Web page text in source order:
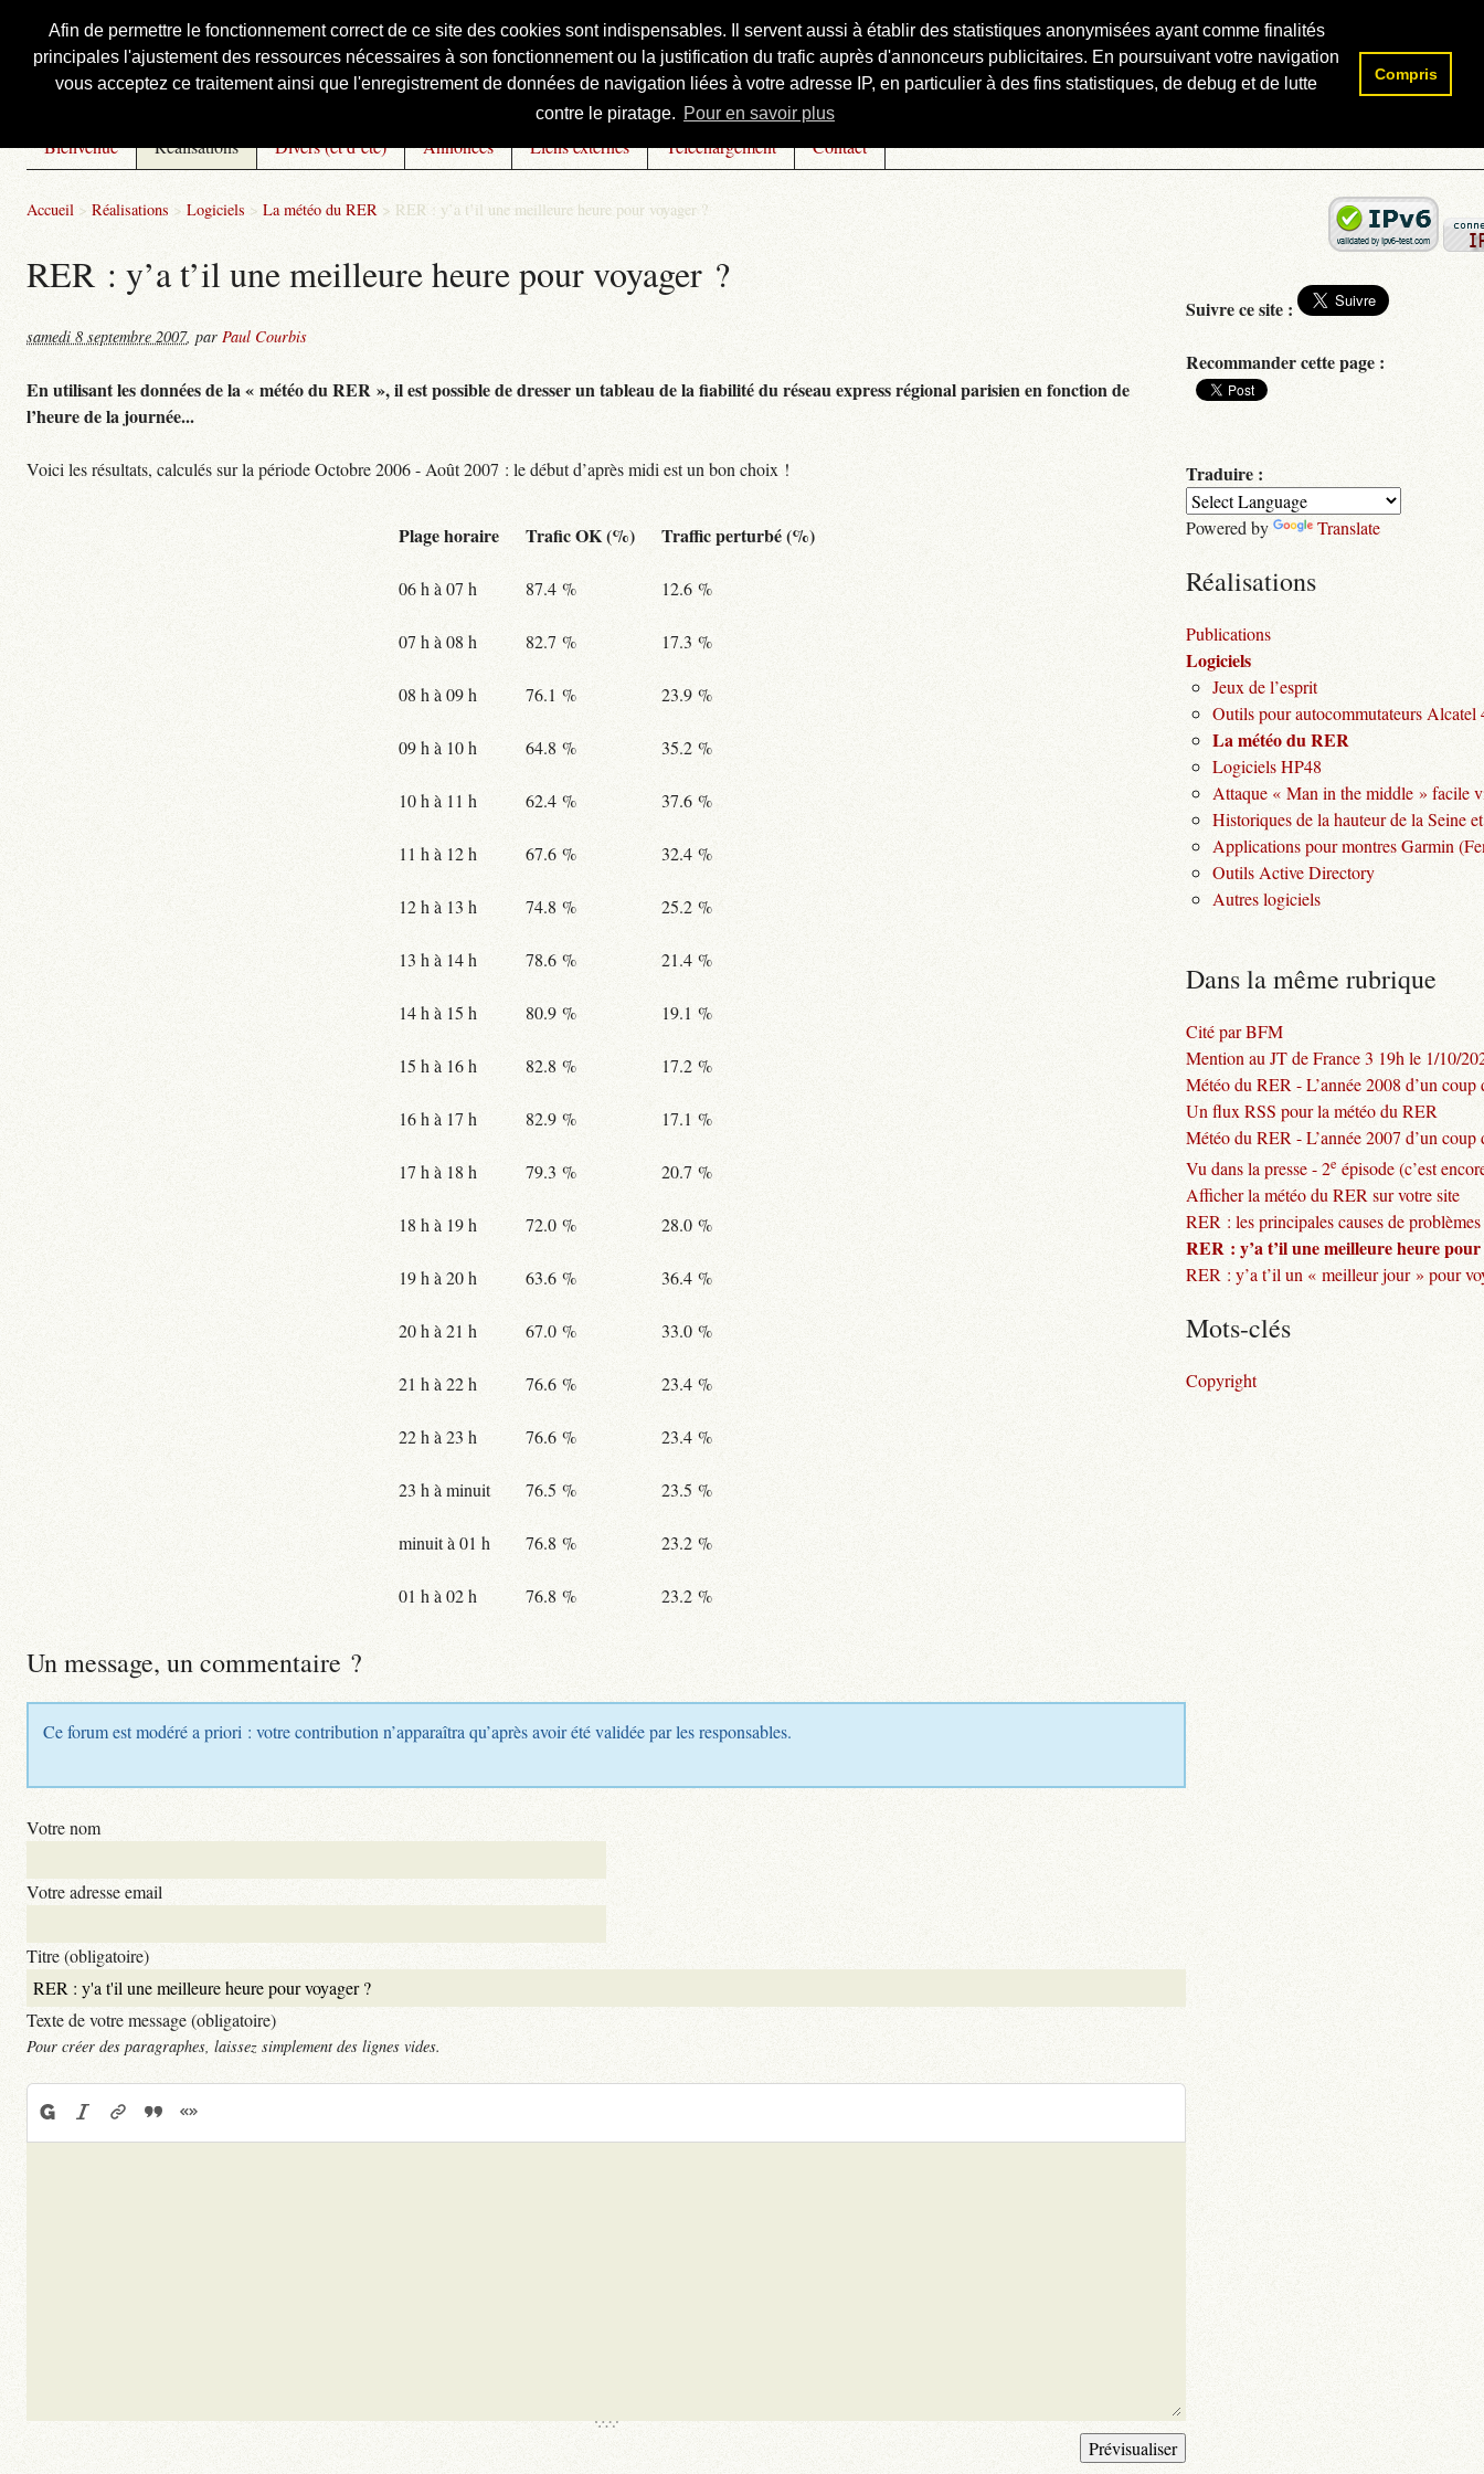
Afin de permettre le fonctionnement correct de ce site des cookies sont indispensables. Il servent aussi à établir des statistiques anonymisées ayant comme finalités
principales l'ajustement des ressources nécessaires à son fonctionnement ou la justification du trafic auprès d'annonceurs publicitaires. En poursuivant votre navigation
vous acceptez ce traitement ainsi que l'enregistrement de données de navigation liées à votre adresse IP, en particulier à des fins statistiques, de debug et de lutte
contre le piratage. Pour en savoir plus
Compris
Courbis, « LE » Blog Officiel
Bienvenue Réalisations Divers (et d’été) Annonces Liens externes Téléchargement Contact
Accueil > Réalisations > Logiciels > La météo du RER > RER : y’a t’il une meilleure heure pour voyager ?
RER : y’a t’il une meilleure heure pour voyager ?
samedi 8 septembre 2007, par Paul Courbis
En utilisant les données de la « météo du RER », il est possible de dresser un tableau de la fiabilité du réseau express régional parisien en fonction de
l’heure de la journée...
Voici les résultats, calculés sur la période Octobre 2006 - Août 2007 : le début d’après midi est un bon choix !
Plage horaire Trafic OK (%) Traffic perturbé (%)
06 h à 07 h 87.4 % 12.6 %
07 h à 08 h 82.7 % 17.3 %
08 h à 09 h 76.1 % 23.9 %
09 h à 10 h 64.8 % 35.2 %
10 h à 11 h 62.4 % 37.6 %
11 h à 12 h 67.6 % 32.4 %
12 h à 13 h 74.8 % 25.2 %
13 h à 14 h 78.6 % 21.4 %
14 h à 15 h 80.9 % 19.1 %
15 h à 16 h 82.8 % 17.2 %
16 h à 17 h 82.9 % 17.1 %
17 h à 18 h 79.3 % 20.7 %
18 h à 19 h 72.0 % 28.0 %
19 h à 20 h 63.6 % 36.4 %
20 h à 21 h 67.0 % 33.0 %
21 h à 22 h 76.6 % 23.4 %
22 h à 23 h 76.6 % 23.4 %
23 h à minuit 76.5 % 23.5 %
minuit à 01 h 76.8 % 23.2 %
01 h à 02 h 76.8 % 23.2 %
Un message, un commentaire ?
Ce forum est modéré a priori : votre contribution n’apparaîtra qu’après avoir été validée par les responsables.
Votre nom
Votre adresse email
Titre (obligatoire)
Texte de votre message (obligatoire)
Pour créer des paragraphes, laissez simplement des lignes vides.
Rechercher :
Suivre ce site :
Recommander cette page :
Traduire :
Powered by Translate
Réalisations
Publications
Logiciels
Jeux de l’esprit
Outils pour autocommutateurs Alcatel
La météo du RER
Logiciels HP48
Attaque « Man in the middle » facile
Historiques de la hauteur de la Seine
Applications pour montres Garmin
Outils Active Directory
Autres logiciels
Dans la même rubrique
Cité par BFM
Mention au JT de France 3 19h le 1/10/
Météo du RER - L’année 2008 d’un coup
Un flux RSS pour la météo du RER
Météo du RER - L’année 2007 d’un coup
Vu dans la presse - 2e épisode (c’est
Afficher la météo du RER sur votre site
RER : les principales causes de problèmes
RER : y’a t’il une meilleure heure
RER : y’a t’il un « meilleur jour » pour
Mots-clés
Copyright